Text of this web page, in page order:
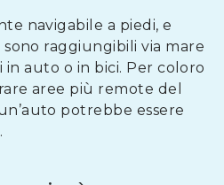
navigabile a piedi, e
raggiungibili via mare
auto o in bici. Per coloro
aree più remote del
potrebbe essere